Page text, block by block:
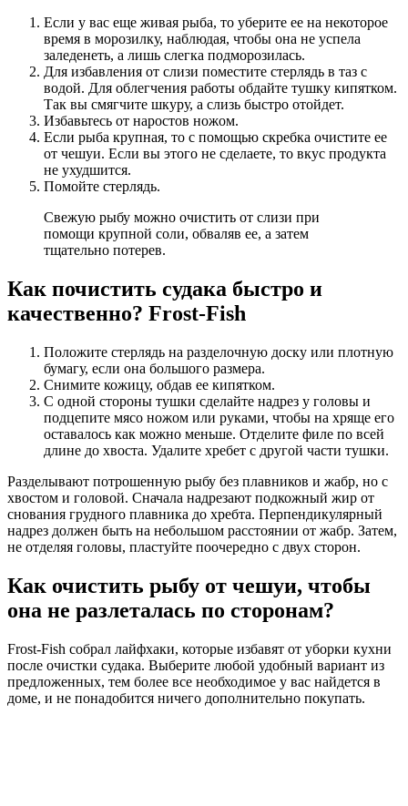
Если у вас еще живая рыба, то уберите ее на некоторое
время в морозилку, наблюдая, чтобы она не успела
заледенеть, а лишь слегка подморозилась.
Для избавления от слизи поместите стерлядь в таз с
водой. Для облегчения работы обдайте тушку кипятком.
Так вы смягчите шкуру, а слизь быстро отойдет.
Избавьтесь от наростов ножом.
Если рыба крупная, то с помощью скребка очистите ее
от чешуи. Если вы этого не сделаете, то вкус продукта
не ухудшится.
Помойте стерлядь.
Свежую рыбу можно очистить от слизи при
помощи крупной соли, обваляв ее, а затем
тщательно потерев.
Как почистить судака быстро и
качественно? Frost-Fish
Положите стерлядь на разделочную доску или плотную
бумагу, если она большого размера.
Снимите кожицу, обдав ее кипятком.
С одной стороны тушки сделайте надрез у головы и
подцепите мясо ножом или руками, чтобы на хряще его
оставалось как можно меньше. Отделите филе по всей
длине до хвоста. Удалите хребет с другой части тушки.
Разделывают потрошенную рыбу без плавников и жабр, но с
хвостом и головой. Сначала надрезают подкожный жир от
снования грудного плавника до хребта. Перпендикулярный
надрез должен быть на небольшом расстоянии от жабр. Затем,
не отделяя головы, пластуйте поочередно с двух сторон.
Как очистить рыбу от чешуи, чтобы
она не разлеталась по сторонам?
Frost-Fish собрал лайфхаки, которые избавят от уборки кухни
после очистки судака. Выберите любой удобный вариант из
предложенных, тем более все необходимое у вас найдется в
доме, и не понадобится ничего дополнительно покупать.